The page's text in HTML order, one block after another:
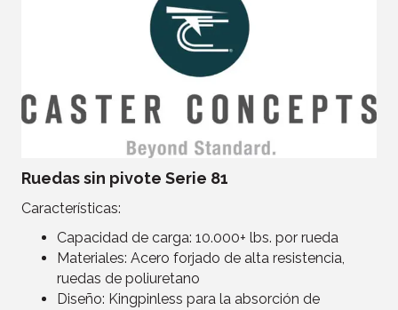
Ruedas sin pivote Serie 81
Características:
Capacidad de carga: 10.000+ lbs. por rueda
Materiales: Acero forjado de alta resistencia,
ruedas de poliuretano
Diseño: Kingpinless para la absorción de